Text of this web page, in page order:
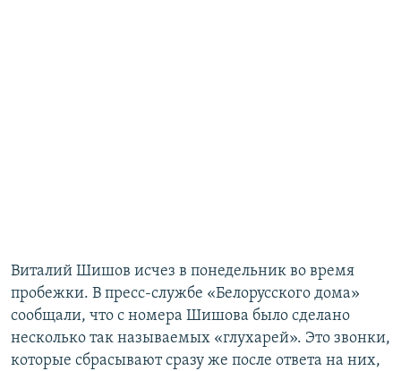
Виталий Шишов исчез в понедельник во время
пробежки. В пресс-службе «Белорусского дома»
сообщали, что с номера Шишова было сделано
несколько так называемых «глухарей». Это звонки,
которые сбрасывают сразу же после ответа на них,